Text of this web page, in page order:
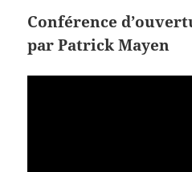
Conférence
par Patrick Mayen